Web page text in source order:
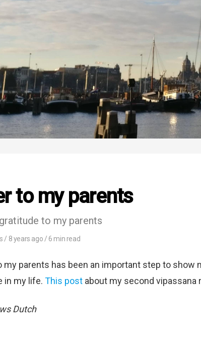
to my parents
to my parents
/ 8 years ago/ 6 min read
my parents has been an important step to show
in my life. This post about my second
Dutch